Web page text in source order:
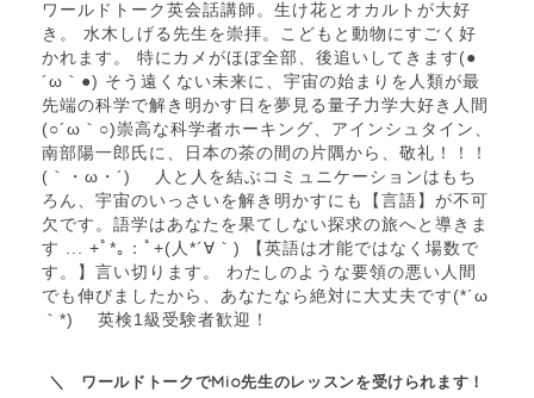
ワールドトーク英会話講師。生け花とオカルトが大好
き。 水木しげる先生を崇拝。こどもと動物にすごく好
かれます。 特にカメがほぼ全部、後追いしてきます(●
´ω｀●) そう遠くない未来に、宇宙の始まりを人類が最
先端の科学で解き明かす日を夢見る量子力学大好き人間
(○´ω｀○)崇高な科学者ホーキング、アインシュタイン、
南部陽一郎氏に、日本の茶の間の片隅から、敬礼！！！
(｀・ω・´)ゝ 人と人を結ぶコミュニケーションはもち
ろん、宇宙のいっさいを解き明かすにも【言語】が不可
欠です。語学はあなたを果てしない探求の旅へと導きま
す ... +ﾟ*｡：ﾟ+(人*´∀｀) 【英語は才能ではなく場数で
す。】言い切ります。 わたしのような要領の悪い人間
でも伸びましたから、あなたなら絶対に大丈夫です(*´ω
｀*) 英検1級受験者歓迎！
＼ ワールドトークでMio先生のレッスンを受けられます！